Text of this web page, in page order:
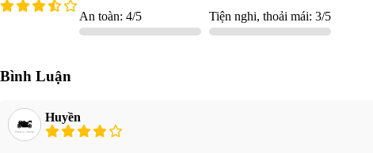
An toàn: 4/5 Tiện nghi, thoải mái: 3/5
Bình Luận
Huyền